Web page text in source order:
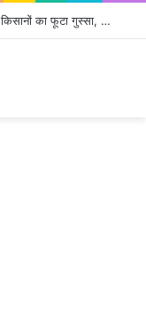
Chhattisgarh News: खाद संकट से जूझ रहे किसानों का फूटा गुस्सा, 35 टन खाद की नीलामी रद्द होने पर सड़क पर उतरे